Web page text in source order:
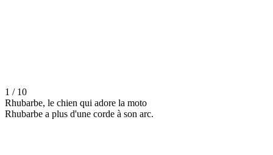
1 / 10
Rhubarbe, le chien qui adore la moto
Rhubarbe a plus d'une corde à son arc.